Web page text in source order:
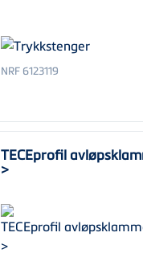
NRF 6123119
TECEprofil
>